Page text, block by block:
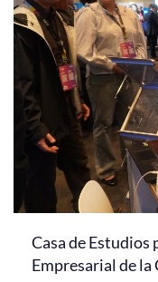
Casa de Estudios
Empresarial de la